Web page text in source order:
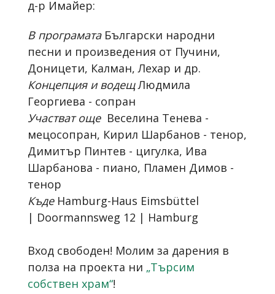
д-р Имайер:
В програмата Български народни
песни и произведения от Пучини,
Доницети, Калман, Лехар и др.
Концепция и водещЛюдмила
Георгиева - сопран
Участват още Веселина Тенева -
мецосопран, Кирил Шарбанов - тенор,
Димитър Пинтев - цигулка, Ива
Шарбанова - пиано, Пламен Димов -
тенор
Къде Hamburg-Haus Eimsbüttel
| Doormannsweg 12 | Hamburg
Вход свободен! Молим за дарения в
полза на проекта ни „Търсим
собствен храм“!